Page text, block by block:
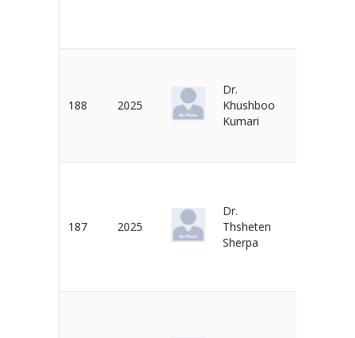
188 2025
Dr.
Khushboo
Kumari
187 2025
Dr.
Thsheten
Sherpa